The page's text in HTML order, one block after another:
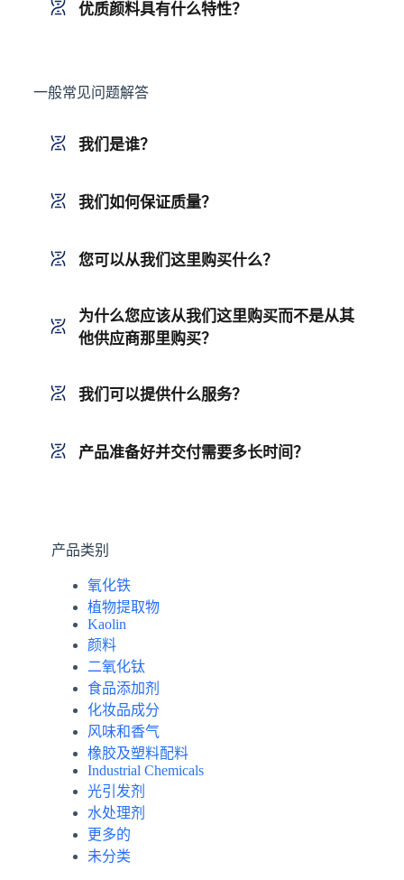
优质颜料具有什么特性？
一般常见问题解答
我们是谁？
我们如何保证质量？
您可以从我们这里购买什么？
为什么您应该从我们这里购买而不是从其
他供应商那里购买？
我们可以提供什么服务？
产品准备好并交付需要多长时间？
产品类别
氧化铁
植物提取物
Kaolin
颜料
二氧化钛
食品添加剂
化妆品成分
风味和香气
橡胶及塑料配料
Industrial Chemicals
光引发剂
水处理剂
更多的
未分类